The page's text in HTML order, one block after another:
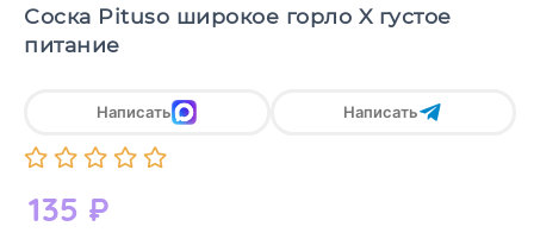
Соска Pituso широкое горло X густое
питание
135 ₽
Написать Написать